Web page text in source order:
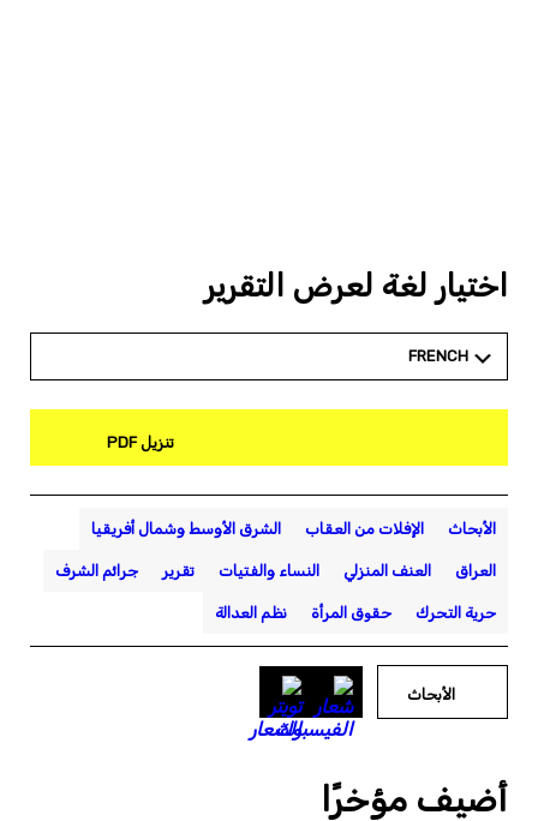
اختيار لغة لعرض التقرير
FRENCH
تنزيل PDF
الأبحاث الإفلات من العقاب الشرق الأوسط وشمال أفريقيا
العراق العنف المنزلي النساء والفتيات تقرير جرائم الشرف
حرية التحرك حقوق المرأة نظم العدالة
الأبحاث
أضيف مؤخرًا